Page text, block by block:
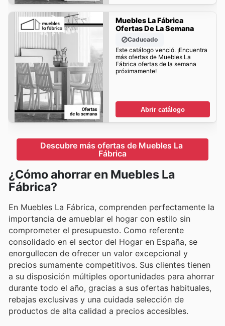
Muebles La Fábrica
Ofertas De La Semana
Caducado
Este catálogo venció. ¡Encuentra
más ofertas de Muebles La
Fábrica ofertas de la semana
próximamente!
Abrir catálogo
Descubre más ofertas de Muebles La
Fábrica
¿Cómo ahorrar en Muebles La
Fábrica?
En Muebles La Fábrica, comprenden perfectamente la
importancia de amueblar el hogar con estilo sin
comprometer el presupuesto. Como referente
consolidado en el sector del Hogar en España, se
enorgullecen de ofrecer un valor excepcional y
precios sumamente competitivos. Sus clientes tienen
a su disposición múltiples oportunidades para ahorrar
durante todo el año, gracias a sus ofertas habituales,
rebajas exclusivas y una cuidada selección de
productos de alta calidad a precios accesibles.